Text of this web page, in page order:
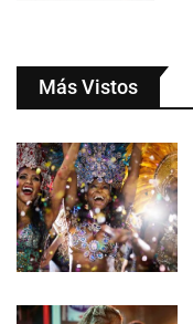
Más Vistos